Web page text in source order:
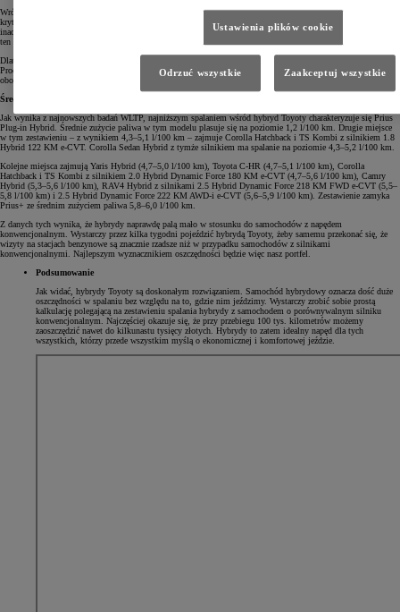
Wróćmy do spalania. Dotychczas producent podawał wartość uzyskaną w warunkach idealnych. Wielu
krytyków uważało, że to nierealne uzyskać takie spalanie podczas codziennej jazdy. Każdy kierowca jeździ
inaczej. Dodatkowo dochodzą warunki drogowe, natężenie ruchu i inne czynniki, które mogą mieć wpływ na
ten czynnik.
Dlatego też ostatnio opracowano nową metodą badawczą – WLTP (Worldwide Harmonised Light Vehicles Test
Procedure). Dostarcza ona bardziej realistycznych danych na temat emisji spalin i zużycia paliwa niż
obowiązująca dotychczas metoda NEDC.
Średnie spalanie hybryd Toyoty
Jak wynika z najnowszych badań WLTP, najniższym spalaniem wśród hybryd Toyoty charakteryzuje się Prius
Plug-in Hybrid. Średnie zużycie paliwa w tym modelu plasuje się na poziomie 1,2 l/100 km. Drugie miejsce
w tym zestawieniu – z wynikiem 4,3–5,1 l/100 km – zajmuje Corolla Hatchback i TS Kombi z silnikiem 1.8
Hybrid 122 KM e-CVT. Corolla Sedan Hybrid z tymże silnikiem ma spalanie na poziomie 4,3–5,2 l/100 km.
Kolejne miejsca zajmują Yaris Hybrid (4,7–5,0 l/100 km), Toyota C-HR (4,7–5,1 l/100 km), Corolla
Hatchback i TS Kombi z silnikiem 2.0 Hybrid Dynamic Force 180 KM e-CVT (4,7–5,6 l/100 km), Camry
Hybrid (5,3–5,6 l/100 km), RAV4 Hybrid z silnikami 2.5 Hybrid Dynamic Force 218 KM FWD e-CVT (5,5–
5,8 l/100 km) i 2.5 Hybrid Dynamic Force 222 KM AWD-i e-CVT (5,6–5,9 l/100 km). Zestawienie zamyka
Prius+ ze średnim zużyciem paliwa 5,8–6,0 l/100 km.
Z danych tych wynika, że hybrydy naprawdę palą mało w stosunku do samochodów z napędem
konwencjonalnym. Wystarczy przez kilka tygodni pojeździć hybrydą Toyoty, żeby samemu przekonać się, że
wizyty na stacjach benzynowe są znacznie rzadsze niż w przypadku samochodów z silnikami
konwencjonalnymi. Najlepszym wyznacznikiem oszczędności będzie więc nasz portfel.
Podsumowanie
Jak widać, hybrydy Toyoty są doskonałym rozwiązaniem. Samochód hybrydowy oznacza dość duże
oszczędności w spalaniu bez względu na to, gdzie nim jeździmy. Wystarczy zrobić sobie prostą
kalkulację polegającą na zestawieniu spalania hybrydy z samochodem o porównywalnym silniku
konwencjonalnym. Najczęściej okazuje się, że przy przebiegu 100 tys. kilometrów możemy
zaoszczędzić nawet do kilkunastu tysięcy złotych. Hybrydy to zatem idealny napęd dla tych
wszystkich, którzy przede wszystkim myślą o ekonomicznej i komfortowej jeździe.
Ustawienia plików cookie
Odrzuć wszystkie Zaakceptuj wszystkie